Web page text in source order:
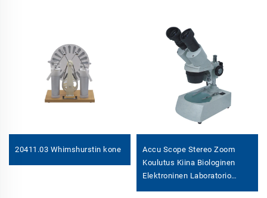
20411.03 Whimshurstin kone
Accu Scope Stereo Zoom
Koulutus Kiina Biologinen
Elektroninen Laboratorio